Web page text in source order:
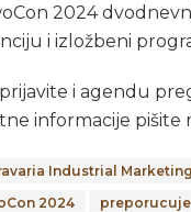
2024
i izložbeni
i agendu
informacije pišite
Industrial Marketing
2024